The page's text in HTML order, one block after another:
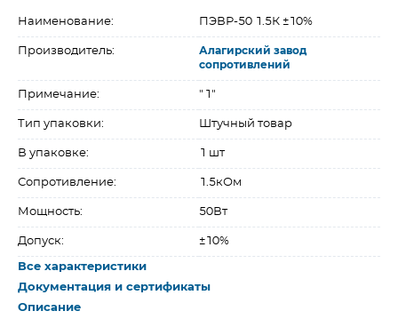
Наименование: ПЭВР-50 1.5К ±10%
Производитель:
Алагирский завод
сопротивлений
Примечание: "1"
Тип упаковки: Штучный товар
В упаковке: 1 шт
Сопротивление: 1.5кОм
Мощность: 50Вт
Допуск: ±10%
Все характеристики
Документация и сертификаты
Описание